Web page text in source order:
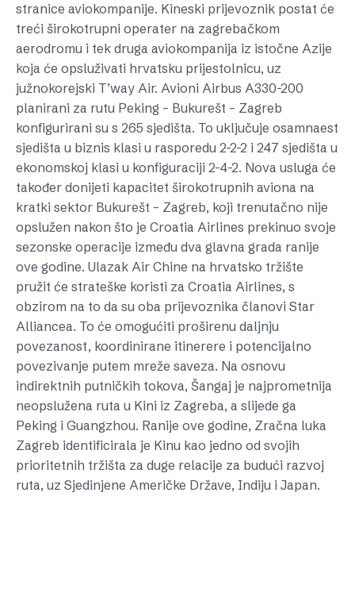
stranice aviokompanije. Kineski prijevoznik postat će
treći širokotrupni operater na zagrebačkom
aerodromu i tek druga aviokompanija iz istočne Azije
koja će opsluživati hrvatsku prijestolnicu, uz
južnokorejski T’way Air. Avioni Airbus A330-200
planirani za rutu Peking – Bukurešt – Zagreb
konfigurirani su s 265 sjedišta. To uključuje osamnaest
sjedišta u biznis klasi u rasporedu 2-2-2 i 247 sjedišta u
ekonomskoj klasi u konfiguraciji 2-4-2. Nova usluga će
također donijeti kapacitet širokotrupnih aviona na
kratki sektor Bukurešt – Zagreb, koji trenutačno nije
opslužen nakon što je Croatia Airlines prekinuo svoje
sezonske operacije između dva glavna grada ranije
ove godine. Ulazak Air Chine na hrvatsko tržište
pružit će strateške koristi za Croatia Airlines, s
obzirom na to da su oba prijevoznika članovi Star
Alliancea. To će omogućiti proširenu daljnju
povezanost, koordinirane itinerere i potencijalno
povezivanje putem mreže saveza. Na osnovu
indirektnih putničkih tokova, Šangaj je najprometnija
neopslužena ruta u Kini iz Zagreba, a slijede ga
Peking i Guangzhou. Ranije ove godine, Zračna luka
Zagreb identificirala je Kinu kao jedno od svojih
prioritetnih tržišta za duge relacije za budući razvoj
ruta, uz Sjedinjene Američke Države, Indiju i Japan.